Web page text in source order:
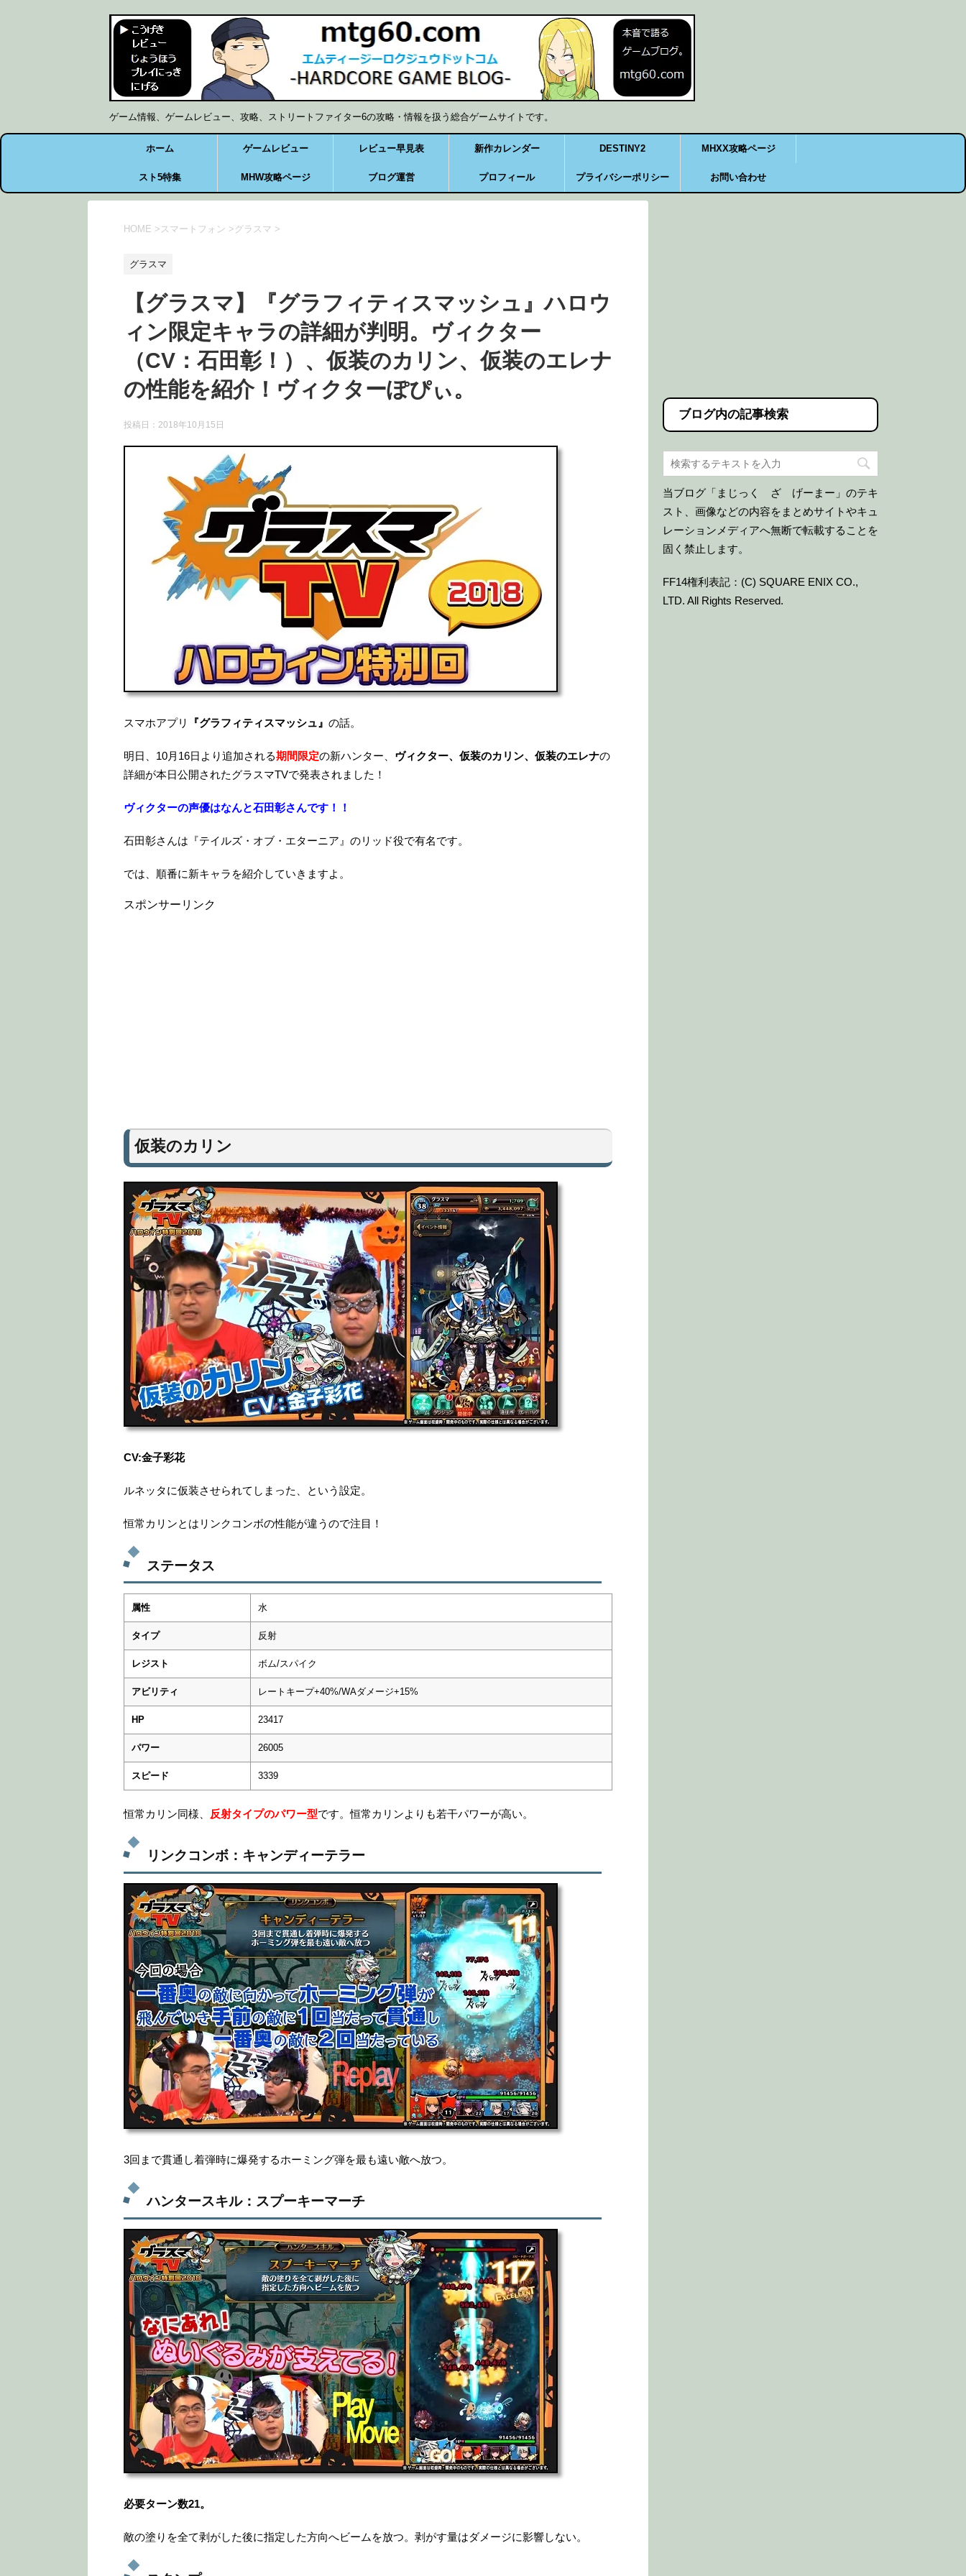
ゲーム情報、ゲームレビュー、攻略、ストリートファイター6の攻略・情報を扱う総合ゲームサイトです。
ホーム ゲームレビュー レビュー早見表 新作カレンダー DESTINY2 MHXX攻略ページ
スト5特集 MHW攻略ページ ブログ運営 プロフィール プライバシーポリシー お問い合わせ
HOME > スマートフォン > グラスマ >
グラスマ
【グラスマ】『グラフィティスマッシュ』ハロウ
ィン限定キャラの詳細が判明。ヴィクター
（CV：石田彰！）、仮装のカリン、仮装のエレナ
の性能を紹介！ヴィクターぽぴぃ。
投稿日： 2018年10月15日
スマホアプリ 『グラフィティスマッシュ』 の話。
明日、10月16日より追加される期間限定の新ハンター、 ヴィクター、仮装のカリン、仮装のエレナの
詳細が本日公開されたグラスマTVで発表されました！
ヴィクターの声優はなんと石田彰さんです！！
石田彰さんは『テイルズ・オブ・エターニア』のリッド役で有名です。
では、順番に新キャラを紹介していきますよ。
スポンサーリンク
仮装のカリン
CV:金子彩花
ルネッタに仮装させられてしまった、という設定。
恒常カリンとはリンクコンボの性能が違うので注目！
ステータス
属性 水
タイプ 反射
レジスト ボム/スパイク
アビリティ レートキープ+40%/WAダメージ+15%
HP 23417
パワー 26005
スピード 3339
恒常カリン同様、 反射タイプのパワー型です。恒常カリンよりも若干パワーが高い。
リンクコンボ：キャンディーテラー
3回まで貫通し着弾時に爆発するホーミング弾を最も遠い敵へ放つ。
ハンタースキル：スプーキーマーチ
必要ターン数21。
敵の塗りを全て剥がした後に指定した方向へビームを放つ。剥がす量はダメージに影響しない。
ブログ内の記事検索
当ブログ「まじっく ざ げーまー」のテキ
スト、画像などの内容をまとめサイトやキュ
レーションメディアへ無断で転載することを
固く禁止します。
FF14権利表記：(C) SQUARE ENIX CO.,
LTD. All Rights Reserved.